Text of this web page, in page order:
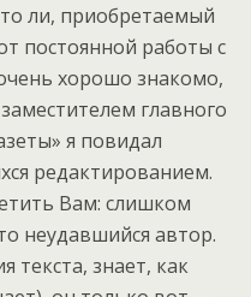
ли, приобретаемый
постоянной работы с
хорошо знакомо,
главного
я повидал
редактированием.
Вам: слишком
неудавшийся автор.
текста, знает, как